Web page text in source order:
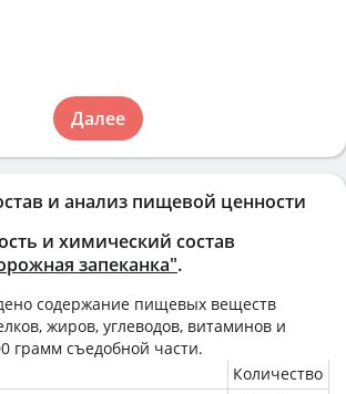
и анализ пищевой ценности
и химический состав
запеканка".
содержание пищевых веществ
жиров, углеводов, витаминов и
грамм съедобной части.
Количество
Далее